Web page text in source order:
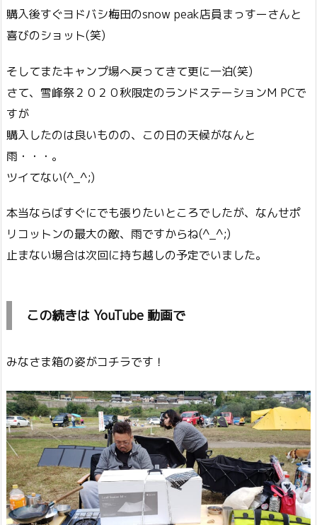
購入後すぐヨドバシ梅田のsnow peak店員まっすーさんと
喜びのショット(笑)
そしてまたキャンプ場へ戻ってきて更に一泊(笑)
さて、雪峰祭２０２０秋限定のランドステーションM PCで
すが
購入したのは良いものの、この日の天候がなんと
雨・・・。
ツイてない(^_^;)
本当ならばすぐにでも張りたいところでしたが、なんせポ
リコットンの最大の敵、雨ですからね(^_^;)
止まない場合は次回に持ち越しの予定でいました。
この続きは YouTube 動画で
みなさま箱の姿がコチラです！